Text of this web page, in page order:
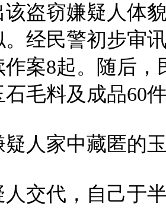
盗窃嫌疑人体
经民警初步审
作案8起。随后
毛料及成品60
家中藏匿的玉
代，自己于半